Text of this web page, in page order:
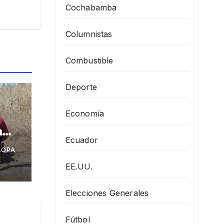
Cochabamba
Columnistas
Combustible
Deporte
Economía
Ecuador
EE.UU.
Elecciones Generales
Fútbol